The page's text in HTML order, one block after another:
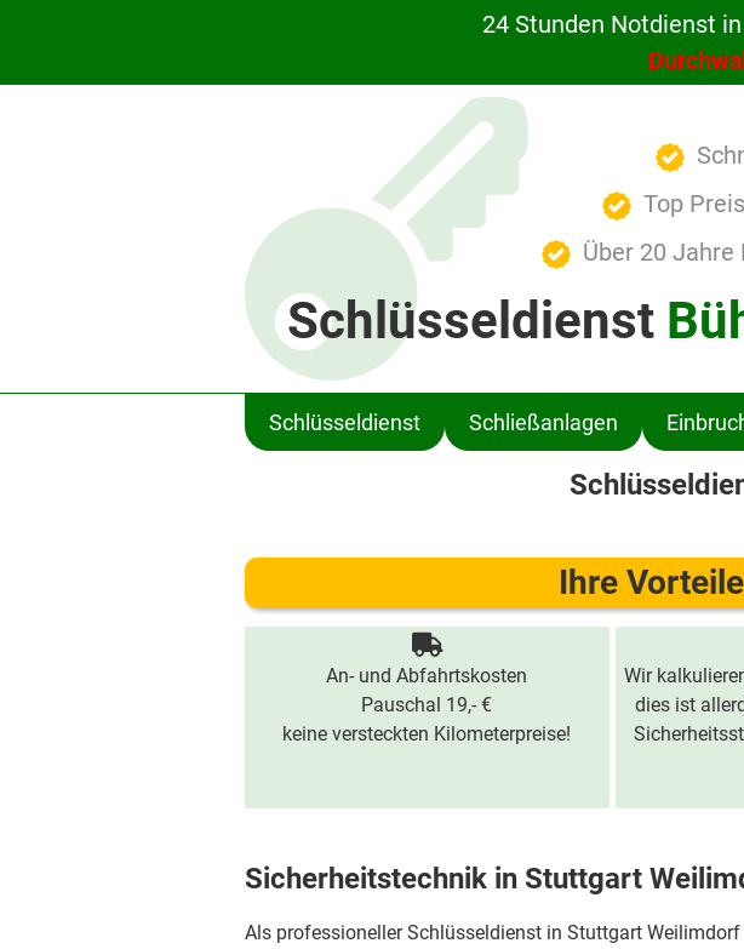
24 Stunden Notdienst
Top
Über 20 Jahre
Schlüsseldienst
Schlüsseldienst Schließanlagen
Ihre
An- und Abfahrtskosten
Pauschal 19,- €
keine versteckten Kilometerpreise!
Wir
dies ist
Sicherheitstechnik in Stuttgart
Als professioneller Schlüsseldienst in Stuttgart